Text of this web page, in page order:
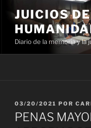
contenido
JUICIOS
Diario de la memoria y la
PUBLICADO
EL
03/20/2021 POR
PENAS